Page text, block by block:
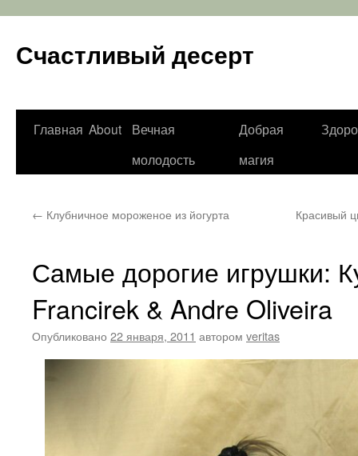
Счастливый десерт
Перейти
Главная About
Вечная
молодость
Добрая
магия
← Клубничное мороженое из йогурта Красивый
Самые дорогие игрушки:
Francirek & Andre Oliveira
Опубликовано 22 января, 2011 автором veritas